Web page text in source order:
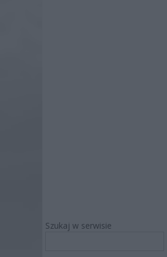
Szukaj w serwisie